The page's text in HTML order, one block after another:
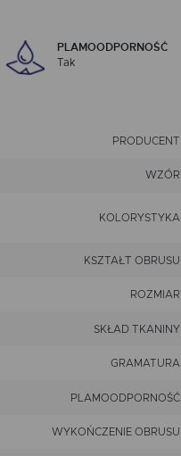
PLAMOODPORNOŚĆ
Tak
PRODUCENT
WZÓR
KOLORYSTYKA
KSZTAŁT OBRUSU
ROZMIAR
SKŁAD TKANINY
GRAMATURA
PLAMOODPORNOŚĆ
WYKOŃCZENIE OBRUSU